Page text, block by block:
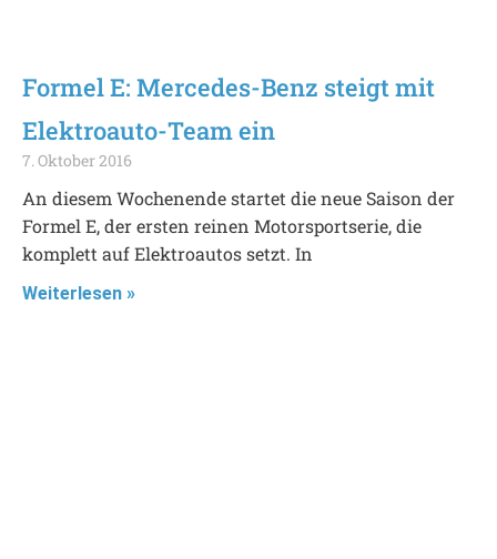
Formel E: Mercedes-Benz steigt mit
Elektroauto-Team ein
7. Oktober 2016
An diesem Wochenende startet die neue Saison der
Formel E, der ersten reinen Motorsportserie, die
komplett auf Elektroautos setzt. In
Weiterlesen »